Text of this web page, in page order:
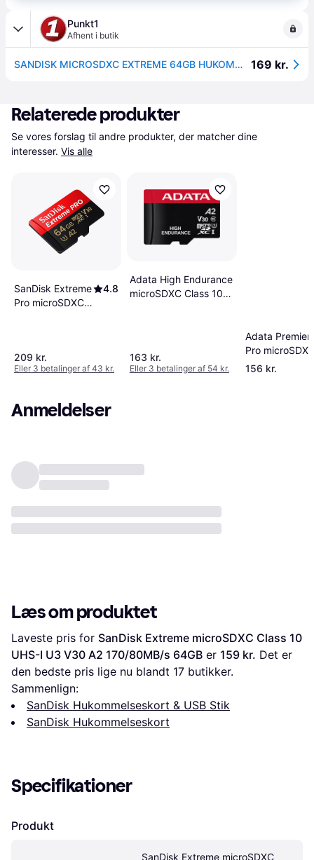
Punkt1
Afhent i butik
SANDISK MICROSDXC EXTREME 64GB HUKOMMELSESKORT A2 C10. 169 kr.
Relaterede produkter
Se vores forslag til andre produkter, der matcher dine
interesser. Vis alle
SanDisk Extreme
Pro microSDXC
64GB +SD
adapter
4.8
209 kr.
Eller 3 betalinger af 43 kr.
Adata High Endurance
microSDXC Class 10
163 kr.
Eller 3 betalinger af 54 kr.
Adata Premier
Pro
Class 10 UHS-I
156 kr.
Anmeldelser
Læs om produktet
Laveste pris for SanDisk Extreme microSDXC Class 10
UHS-I U3 V30 A2 170/80MB/s 64GB er 159 kr. Det er
den bedste pris lige nu blandt 17 butikker.
Sammenlign:
SanDisk Hukommelseskort & USB Stik
SanDisk Hukommelseskort
Specifikationer
Produkt
SanDisk Extreme microSDXC